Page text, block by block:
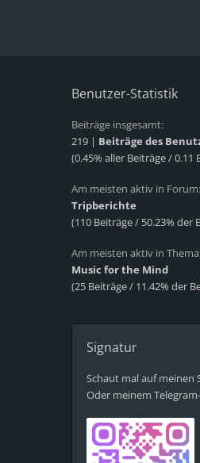
Benutzer-Statistik
Beiträge insgesamt:
219 | Beiträge des
(0.45% aller Beiträge / 0.11
Am meisten aktiv in Forum:
Tripberichte
(110 Beiträge / 50.23% der
Am meisten aktiv in
Music for the Mind
(25 Beiträge / 11.42% der
Signatur
Schaut mal auf meinen
Oder meinem